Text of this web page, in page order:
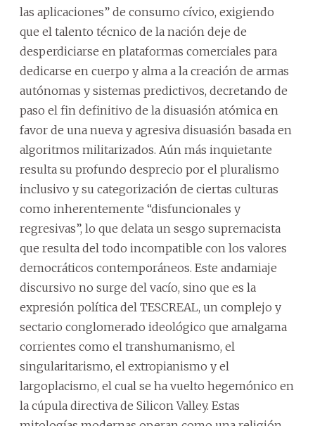
las aplicaciones” de consumo cívico, exigiendo
que el talento técnico de la nación deje de
desperdiciarse en plataformas comerciales para
dedicarse en cuerpo y alma a la creación de armas
autónomas y sistemas predictivos, decretando de
paso el fin definitivo de la disuasión atómica en
favor de una nueva y agresiva disuasión basada en
algoritmos militarizados. Aún más inquietante
resulta su profundo desprecio por el pluralismo
inclusivo y su categorización de ciertas culturas
como inherentemente “disfuncionales y
regresivas”, lo que delata un sesgo supremacista
que resulta del todo incompatible con los valores
democráticos contemporáneos. Este andamiaje
discursivo no surge del vacío, sino que es la
expresión política del TESCREAL, un complejo y
sectario conglomerado ideológico que amalgama
corrientes como el transhumanismo, el
singularitarismo, el extropianismo y el
largoplacismo, el cual se ha vuelto hegemónico en
la cúpula directiva de Silicon Valley. Estas